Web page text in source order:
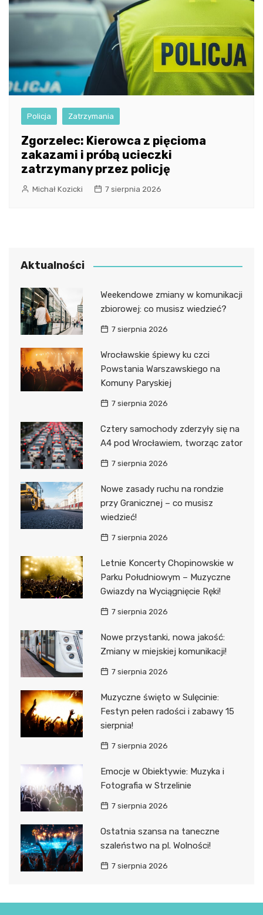
Policja Zatrzymania
Zgorzelec: Kierowca z pięcioma
zakazami i próbą ucieczki
zatrzymany przez policję
Michał Kozicki 7 sierpnia 2026
Aktualności
Weekendowe zmiany w komunikacji
zbiorowej: co musisz wiedzieć?
7 sierpnia 2026
Wrocławskie śpiewy ku czci
Powstania Warszawskiego na
Komuny Paryskiej
7 sierpnia 2026
Cztery samochody zderzyły się na
A4 pod Wrocławiem, tworząc zator
7 sierpnia 2026
Nowe zasady ruchu na rondzie
przy Granicznej – co musisz
wiedzieć!
7 sierpnia 2026
Letnie Koncerty Chopinowskie w
Parku Południowym – Muzyczne
Gwiazdy na Wyciągnięcie Ręki!
7 sierpnia 2026
Nowe przystanki, nowa jakość:
Zmiany w miejskiej komunikacji!
7 sierpnia 2026
Muzyczne święto w Sulęcinie:
Festyn pełen radości i zabawy 15
sierpnia!
7 sierpnia 2026
Emocje w Obiektywie: Muzyka i
Fotografia w Strzelinie
7 sierpnia 2026
Ostatnia szansa na taneczne
szaleństwo na pl. Wolności!
7 sierpnia 2026